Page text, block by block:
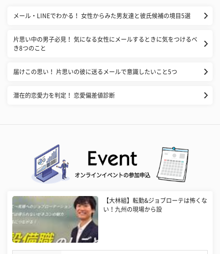
メール・LINEでわかる！ 女性からみた男友達と彼氏候補の境目5選
片思い中の男子必見！ 気になる女性にメールするときに気をつけるべ
き8つのこと
届けこの思い！ 片思いの彼に送るメールで意識したいこと5つ
潜在的恋愛力を判定！ 恋愛偏差値診断
オンラインイベントの参加申込
【大林組】転勤&ジョブローテは怖くな
い！九州の現場から設